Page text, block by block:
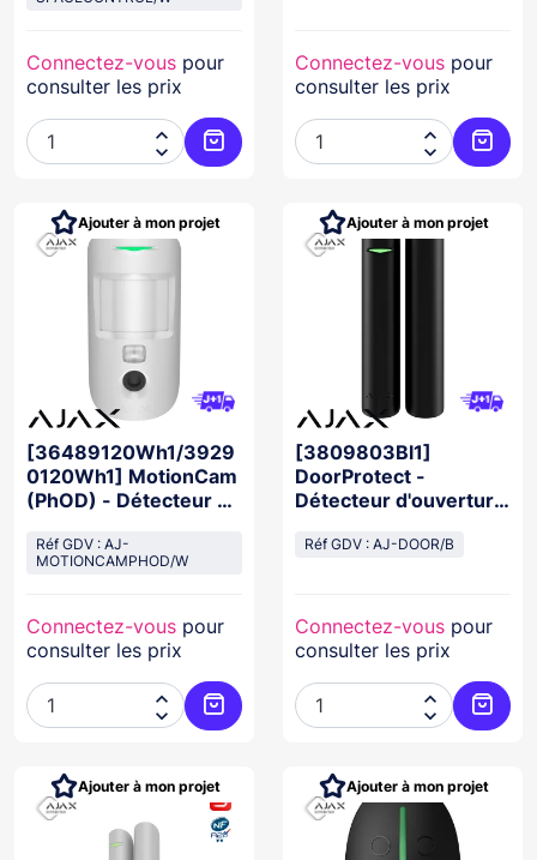
Connectez-vous pour
consulter les prix


Ajouter au panier
Connectez-vous pour
consulter les prix


[36489120Wh1/3929
0120Wh1] MotionCam
(PhOD) - Détecteur de
photo BLANC
Réf GDV : AJ-
MOTIONCAMPHOD/W
Connectez-vous pour
consulter les prix


Ajouter au panier
Ajouter à mon projet
[3809803Bl1]
DoorProtect -
Détecteur d'ouverture
Réf GDV : AJ-DOOR/B
Connectez-vous pour
consulter les prix


Ajouter à mon projet
Ajouter à mon projet Ajouter à mon projet